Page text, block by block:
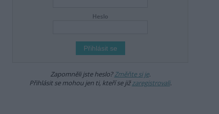
Heslo
Zapomněli jste heslo?Změňte si je.
Přihlásit se mohou jen ti, kteří se jižzaregistrovali.